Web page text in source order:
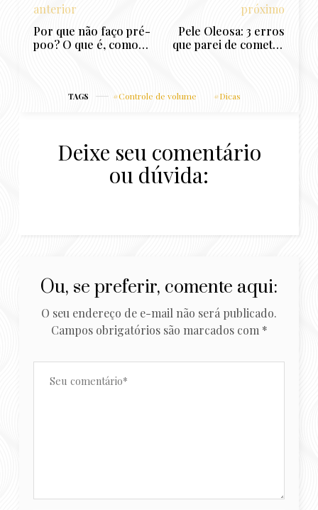
anterior
Por que não faço pré-
poo? O que é, como
próximo
Pele Oleosa: 3 erros
que parei de cometer
TAGS Controle de volume Dicas
Deixe seu comentário
ou dúvida:
Ou, se preferir, comente aqui:
O seu endereço de e-mail não será publicado.
Campos obrigatórios são marcados com *